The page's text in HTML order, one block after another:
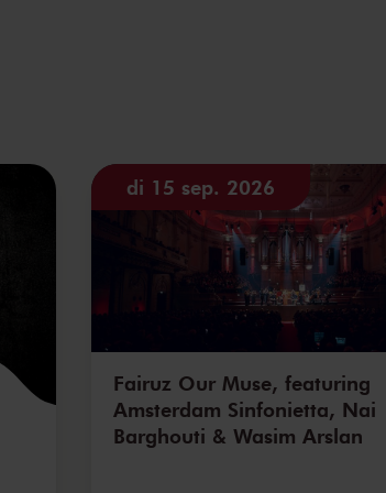
di 15 sep. 2026
Fairuz Our Muse, featuring
Amsterdam Sinfonietta, Nai
Barghouti & Wasim Arslan